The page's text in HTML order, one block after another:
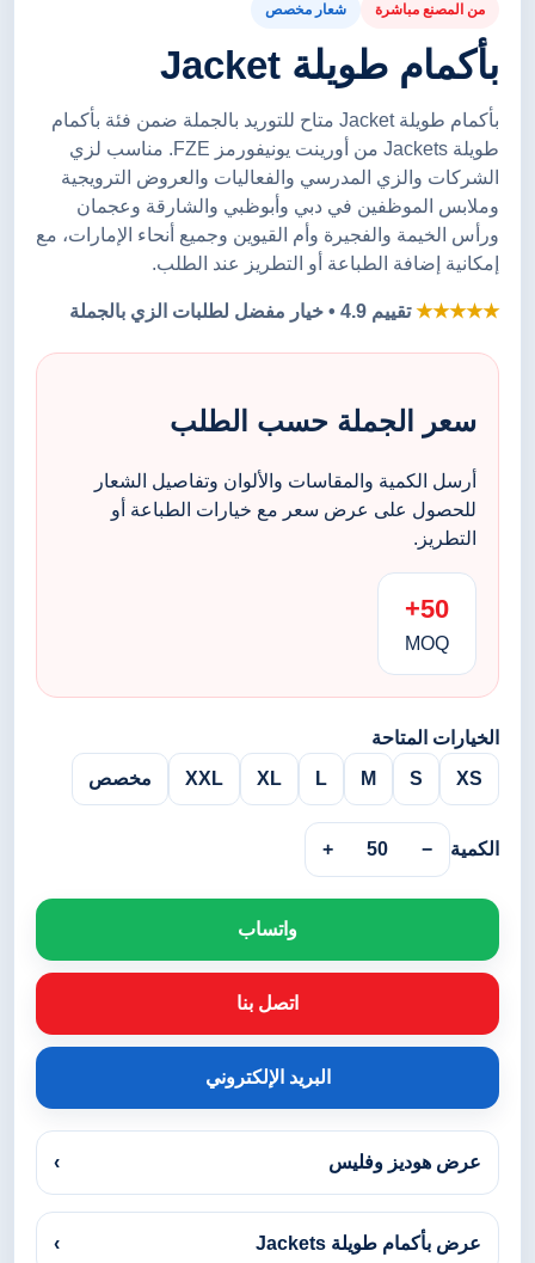
من المصنع مباشرة شعار مخصص
بأكمام طويلة Jacket
بأكمام طويلة Jacket متاح للتوريد بالجملة ضمن فئة بأكمام
طويلة Jackets من أورينت يونيفورمز FZE. مناسب لزي
الشركات والزي المدرسي والفعاليات والعروض الترويجية
وملابس الموظفين في دبي وأبوظبي والشارقة وعجمان
ورأس الخيمة والفجيرة وأم القيوين وجميع أنحاء الإمارات، مع
إمكانية إضافة الطباعة أو التطريز عند الطلب.
★★★★★تقييم 4.9 • خيار مفضل لطلبات الزي بالجملة
سعر الجملة حسب الطلب
أرسل الكمية والمقاسات والألوان وتفاصيل الشعار
للحصول على عرض سعر مع خيارات الطباعة أو
التطريز.
50+
MOQ
الخيارات المتاحة
XS
S
M
L
XL
XXL مخصص
الكمية −
50
+
واتساب
اتصل بنا
البريد الإلكتروني
عرض هوديز وفليس ›
عرض بأكمام طويلة Jackets ›